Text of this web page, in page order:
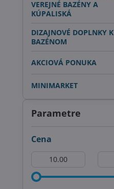
Parametre
Cena
VEREJNÉ BAZÉNY A
KÚPALISKÁ
DIZAJNOVÉ DOPLNKY K
BAZÉNOM
AKCIOVÁ PONUKA
MINIMARKET